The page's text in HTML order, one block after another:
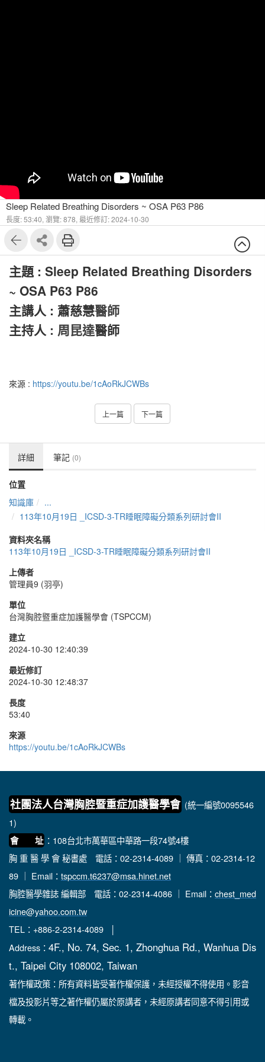
Sleep Related Breathing Disorders ~ OSA P63 P86
長度: 53:40, 瀏覽: 878, 最近修訂: 2024-10-30
主題 : Sleep Related Breathing Disorders
~ OSA P63 P86
主講人 : 蕭慈慧醫師
主持人 : 周昆達醫師
來源 : https://youtu.be/1cAoRkJCWBs
上一篇 下一篇
詳細 筆記 (0)
位置
知識庫
...
113年10月19日 _ICSD-3-TR睡眠障礙分類系列研討會II
資料夾名稱
113年10月19日 _ICSD-3-TR睡眠障礙分類系列研討會II
上傳者
管理員9 (羽亭)
單位
台灣胸腔暨重症加護醫學會 (TSPCCM)
建立
2024-10-30 12:40:39
最近修訂
2024-10-30 12:48:37
長度
53:40
來源
https://youtu.be/1cAoRkJCWBs
社團法人台灣胸腔暨重症加護醫學會 (統一編號0095546
1)
會 址 ：108台北市萬華區中華路一段74號4樓
胸 重 醫 學 會 秘書處 電話：02-2314-4089 ｜ 傳真：02-2314-12
89 ｜ Email： tspccm.t6237@msa.hinet.net
胸腔醫學雜誌 編輯部 電話：02-2314-4086 ｜ Email： chest_med
icine@yahoo.com.tw
TEL：+886-2-2314-4089 │
Address： 4F., No. 74, Sec. 1, Zhonghua Rd., Wanhua Dis
t., Taipei City 108002, Taiwan
著作權政策：所有資料皆受著作權保護，未經授權不得使用。影音
檔及投影片等之著作權仍屬於原講者，未經原講者同意不得引用或
轉載。